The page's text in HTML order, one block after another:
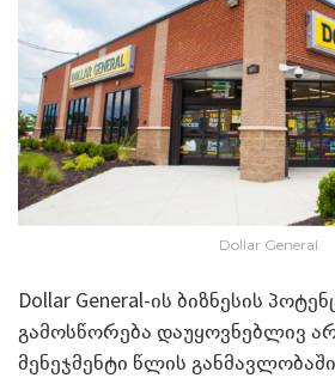
Dollar General
Dollar General-ის ბიზნესის
გამოსწორება დაუყოვნებლივ
მენეჯმენტი წლის